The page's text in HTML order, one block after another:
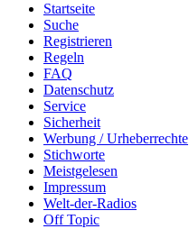
Startseite
Suche
Registrieren
Regeln
FAQ
Datenschutz
Service
Sicherheit
Werbung / Urheberrechte
Stichworte
Meistgelesen
Impressum
Welt-der-Radios
Off Topic